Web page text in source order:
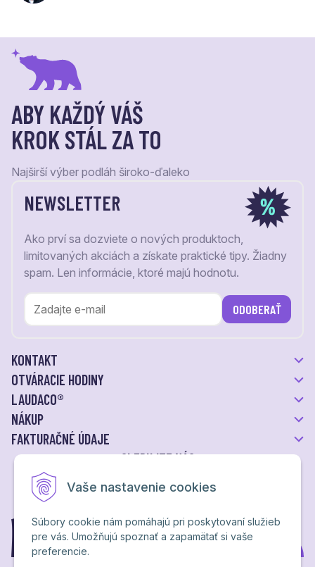
Vaše nastavenie cookies
Súbory cookie nám pomáhajú pri poskytovaní služieb
pre vás. Umožňujú spoznať a zapamätať si vaše
preferencie.
ABY KAŽDÝ VÁŠ
KROK STÁL ZA TO
Najširší výber podláh široko-ďaleko
NEWSLETTER
Ako prví sa dozviete o nových produktoch,
limitovaných akciách a získate praktické tipy. Žiadny
spam. Len informácie, ktoré majú hodnotu.
ODOBERAŤ
KONTAKT
OTVÁRACIE HODINY
LAUDACO®
NÁKUP
FAKTURAČNÉ ÚDAJE
SLEDUJTE NÁS